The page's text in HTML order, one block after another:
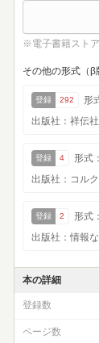
※電子書籍スト
その他の形式（β
登録 292
形
出版社：祥伝社
登録 4
形式
出版社：コルク
登録 2
形式
出版社：情報
本の詳細
登録数
ページ数